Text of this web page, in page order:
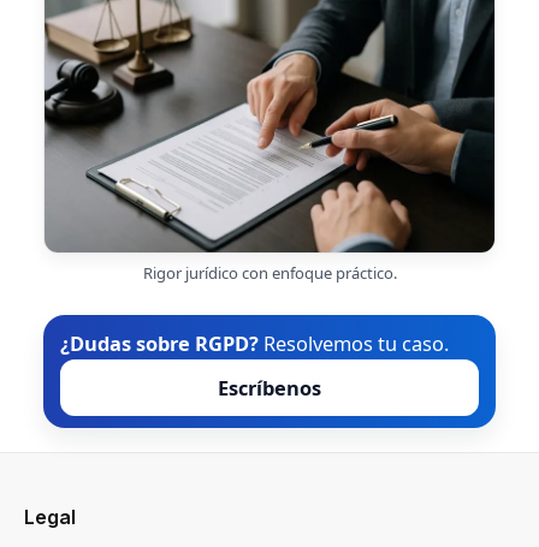
Rigor jurídico con enfoque práctico.
¿Dudas sobre RGPD? Resolvemos tu caso.
Escríbenos
Legal